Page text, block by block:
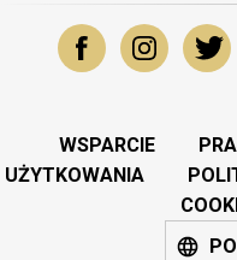
WSPARCIE
UŻYTKOWANIA